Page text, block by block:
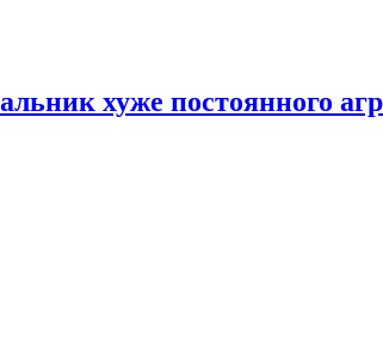
хуже постоянного